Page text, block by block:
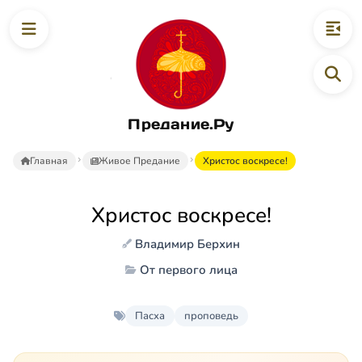
Предание.Ру
Главная Живое Предание Христос воскресе!
Христос воскресе!
Владимир Берхин
От первого лица
Пасха проповедь